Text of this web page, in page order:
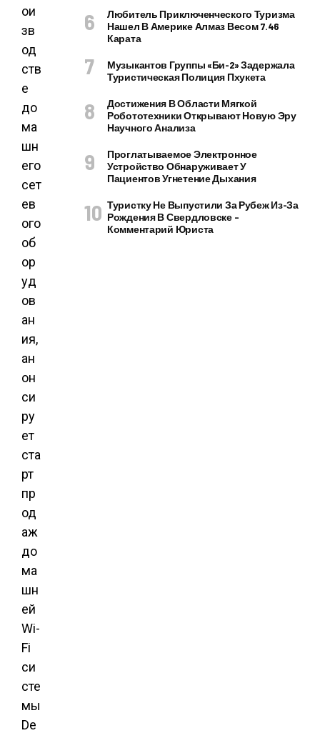
ои
зв
од
ств
е
до
ма
шн
его
сет
ев
ого
об
ор
уд
ов
ан
ия,
ан
он
си
ру
ет
ста
рт
пр
од
аж
до
ма
шн
ей
Wi-
Fi
си
сте
мы
De
Любитель Приключенческого Туризма
Нашел В Америке Алмаз Весом 7.46
Карата
Музыкантов Группы «Би-2» Задержала
Туристическая Полиция Пхукета
Достижения В Области Мягкой
Робототехники Открывают Новую Эру
Научного Анализа
Проглатываемое Электронное
Устройство Обнаруживает У
Пациентов Угнетение Дыхания
Туристку Не Выпустили За Рубеж Из-За
Рождения В Свердловске –
Комментарий Юриста